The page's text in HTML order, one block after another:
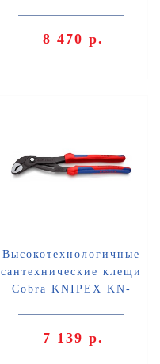
8 470 р.
Высокотехнологичные
сантехнические клещи
Cobra KNIPEX KN-
7 139 р.